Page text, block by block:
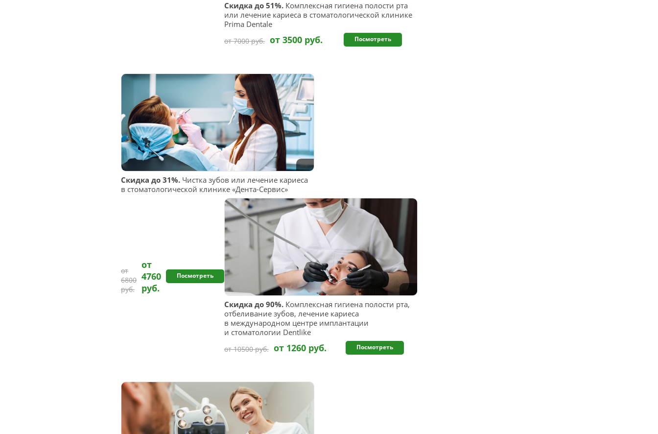
Скидка до 51%. Комплексная гигиена полости рта
или лечение кариеса в стоматологической клинике
Prima Dentale
от 7000 руб. от 3500 руб. Посмотреть
Скидка до 31%. Чистка зубов или лечение кариеса
в стоматологической клинике «Дента-Сервис»
от
6800
руб.
от
4760
руб.
Посмотреть
Скидка до 90%. Комплексная гигиена полости рта,
отбеливание зубов, лечение кариеса
в международном центре имплантации
и стоматологии Dentlike
от 10500 руб. от 1260 руб. Посмотреть